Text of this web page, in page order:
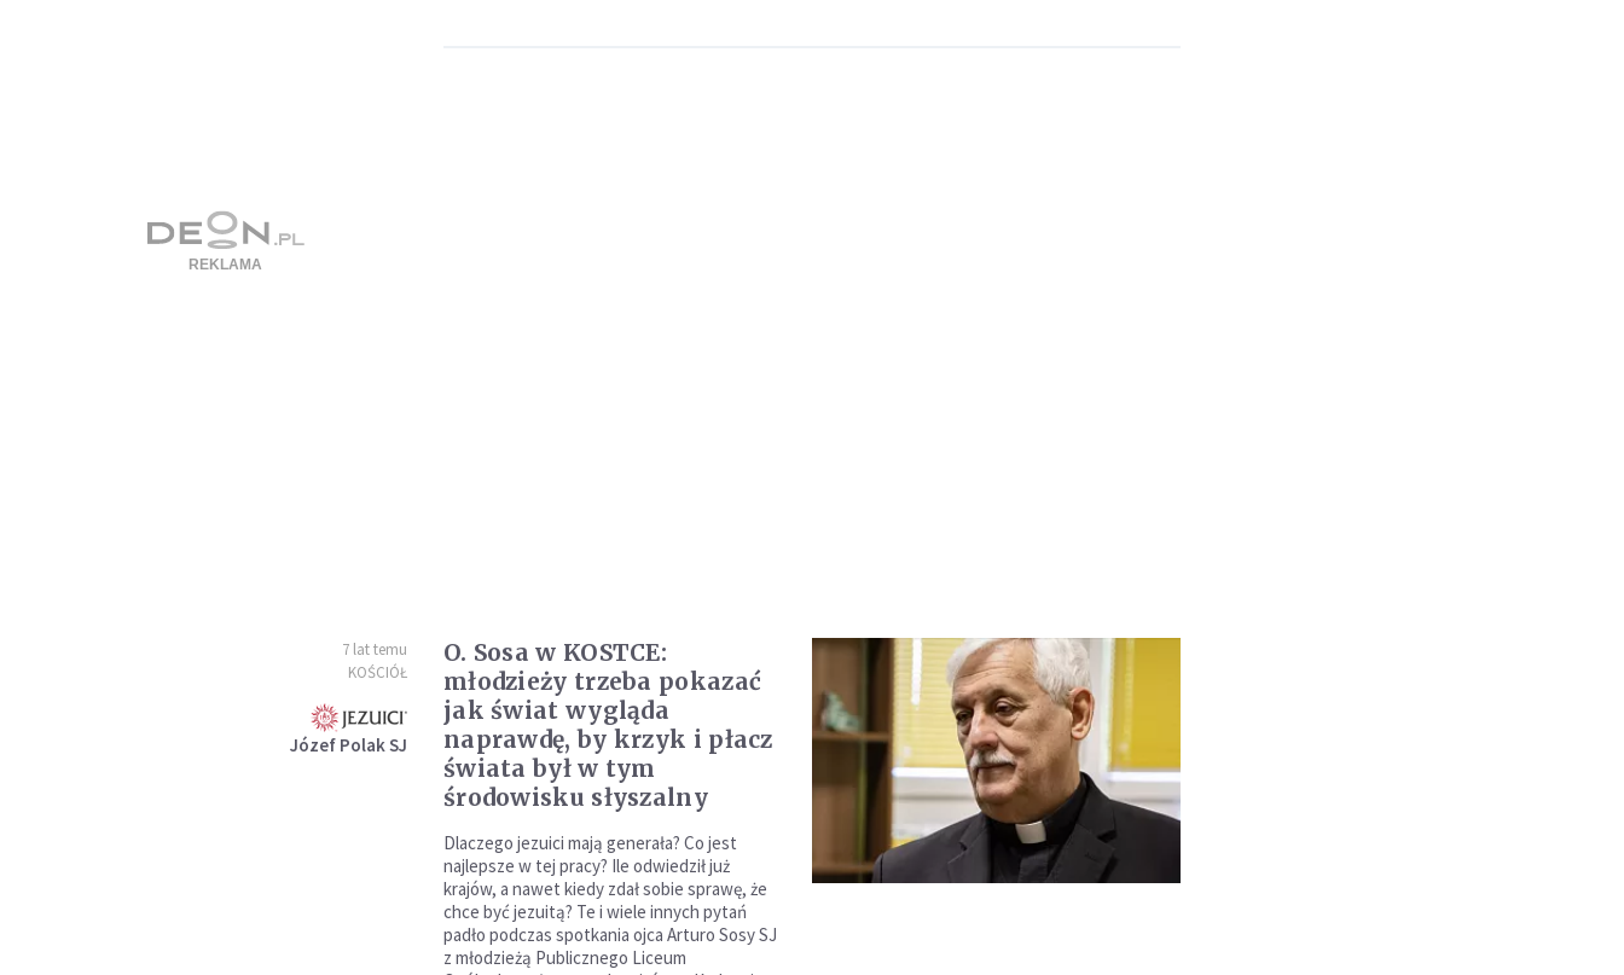
7 lat temu
KOŚCIÓŁ
Józef Polak SJ
O. Sosa w KOSTCE:
młodzieży trzeba pokazać
jak świat wygląda
naprawdę, by krzyk i płacz
świata był w tym
środowisku słyszalny
Dlaczego jezuici mają generała? Co jest
najlepsze w tej pracy? Ile odwiedził już
krajów, a nawet kiedy zdał sobie sprawę, że
chce być jezuitą? Te i wiele innych pytań
padło podczas spotkania ojca Arturo Sosy SJ
z młodzieżą Publicznego Liceum